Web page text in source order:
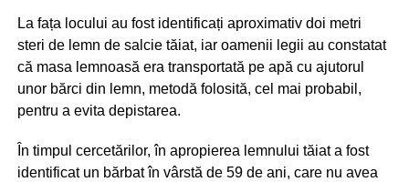
La fața locului au fost identificați aproximativ doi metri
steri de lemn de salcie tăiat, iar oamenii legii au constatat
că masa lemnoasă era transportată pe apă cu ajutorul
unor bărci din lemn, metodă folosită, cel mai probabil,
pentru a evita depistarea.
În timpul cercetărilor, în apropierea lemnului tăiat a fost
identificat un bărbat în vârstă de 59 de ani, care nu avea